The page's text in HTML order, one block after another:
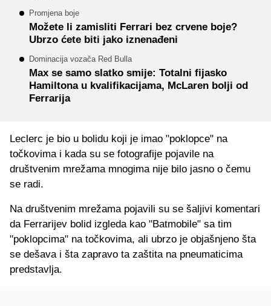
Promjena boje
Možete li zamisliti Ferrari bez crvene boje?
Ubrzo ćete biti jako iznenađeni
Dominacija vozača Red Bulla
Max se samo slatko smije: Totalni fijasko
Hamiltona u kvalifikacijama, McLaren bolji od
Ferrarija
Leclerc je bio u bolidu koji je imao "poklopce" na
točkovima i kada su se fotografije pojavile na
društvenim mrežama mnogima nije bilo jasno o čemu
se radi.
Na društvenim mrežama pojavili su se šaljivi komentari
da Ferrarijev bolid izgleda kao "Batmobile" sa tim
"poklopcima" na točkovima, ali ubrzo je objašnjeno šta
se dešava i šta zapravo ta zaštita na pneumaticima
predstavlja.